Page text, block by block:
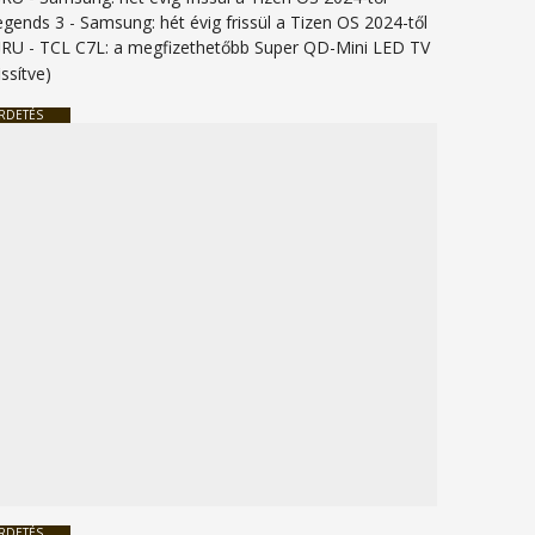
3 -Samsung: hét évig frissül a Tizen OS 2024-től
- TCL C7L: a megfizethetőbb Super QD-Mini LED TV